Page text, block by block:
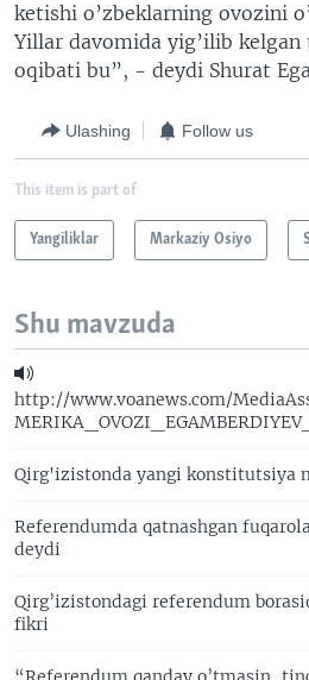
ketishi o’zbeklarning ovozini
Yillar davomida yig’ilib
oqibati bu”, - deydi Shurat
Ulashing Follow us
This item is part of
Yangiliklar Markaziy Osiyo
Shu mavzuda
http://www.voanews.com/
Qirg'izistonda yangi konstitutsiya
Referendumda qatnashgan
deydi
Qirg’izistondagi referendum
fikri